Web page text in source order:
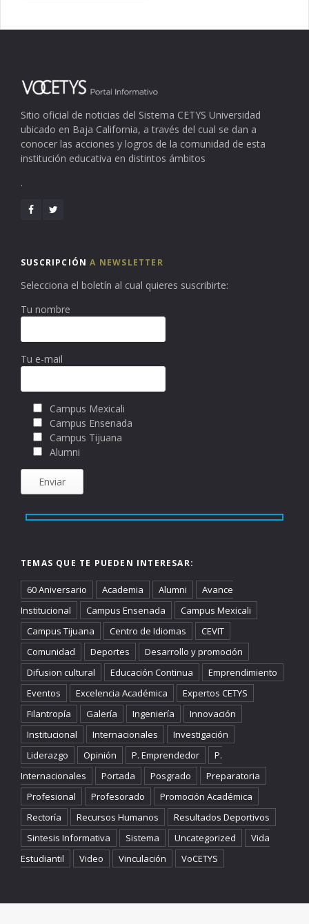
Sitio oficial de noticias del Sistema CETYS Universidad
ubicado en Baja California, a través del cual se dan a
conocer las acciones y logros de la comunidad de esta
institución educativa en distintos ámbitos
.
SUSCRIPCIÓNA NEWSLETTER
Selecciona el boletín al cual quieres suscribirte:
Tu nombre
Tu e-mail
Campus Mexicali
Campus Ensenada
Campus Tijuana
Alumni
TEMAS QUE TE PUEDEN INTERESAR:
60 Aniversario Academia Alumni
Avance
Institucional
Campus Ensenada
Campus Mexicali
Campus Tijuana
Centro de Idiomas
CEVIT
Comunidad
Deportes
Desarrollo y promoción
Difusion cultural
Educación Continua
Emprendimiento
Eventos
Excelencia Académica
Expertos CETYS
Filantropía
Galería Ingeniería
Innovación
Institucional
Internacionales
Investigación
Liderazgo
Opinión P. Emprendedor
P.
Internacionales
Portada Posgrado
Preparatoria
Profesional
Profesorado
Promoción Académica
Rectoría
Recursos Humanos
Resultados Deportivos
Sintesis Informativa
Sistema Uncategorized
Vida
Estudiantil
Video Vinculación VoCETYS